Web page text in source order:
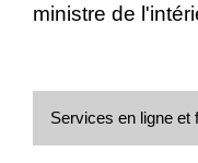
ministre de
Services en ligne et